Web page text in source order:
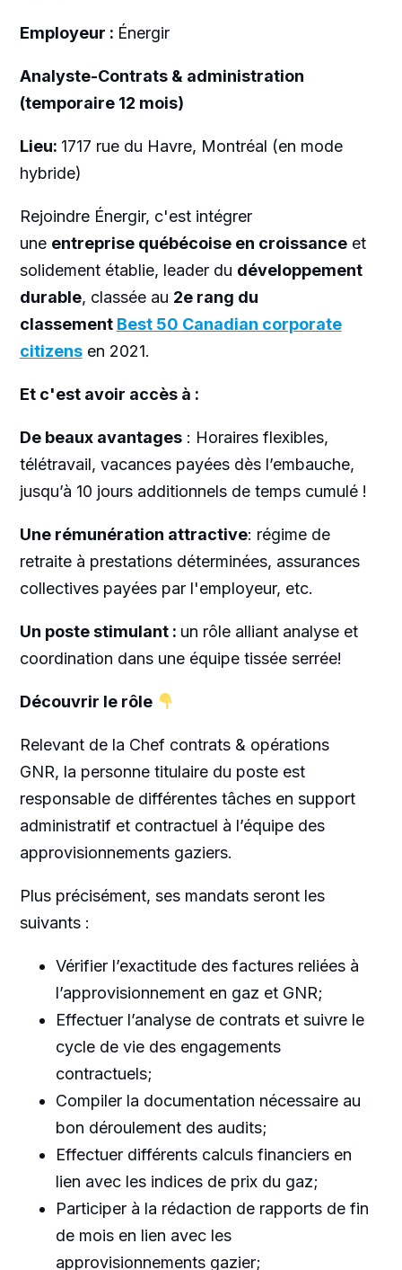
Employeur : Énergir
Analyste-Contrats & administration
(temporaire 12 mois)
Lieu: 1717 rue du Havre, Montréal (en mode
hybride)
Rejoindre Énergir, c'est intégrer
une entreprise québécoise en croissanceet
solidement établie, leader du développement
durable, classée au 2e rang du
classement Best 50 Canadian corporate
citizensen 2021.
Et c'est avoir accès à :
De beaux avantages: Horaires flexibles,
télétravail, vacances payées dès l’embauche,
jusqu’à 10 jours additionnels de temps cumulé !
Une rémunération attractive: régime de
retraite à prestations déterminées, assurances
collectives payées par l'employeur, etc.
Un poste stimulant : un rôle alliant analyse et
coordination dans une équipe tissée serrée!
Découvrir le rôle
Relevant de la Chef contrats & opérations
GNR, la personne titulaire du poste est
responsable de différentes tâches en support
administratif et contractuel à l’équipe des
approvisionnements gaziers.
Plus précisément, ses mandats seront les
suivants :
Vérifier l’exactitude des factures reliées à
l’approvisionnement en gaz et GNR;
Effectuer l’analyse de contrats et suivre le
cycle de vie des engagements
contractuels;
Compiler la documentation nécessaire au
bon déroulement des audits;
Effectuer différents calculs financiers en
lien avec les indices de prix du gaz;
Participer à la rédaction de rapports de fin
de mois en lien avec les
approvisionnements gazier;